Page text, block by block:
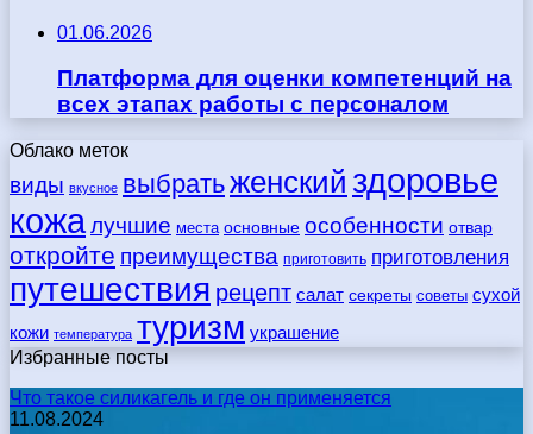
01.06.2026
Платформа для оценки компетенций на
всех этапах работы с персоналом
Облако меток
виды вкусное выбратьженский здоровье
кожалучшие места основные особенности отвар
откройте преимущества приготовить приготовления
путешествия рецепт салат секреты советы сухой
кожи температура туризм украшение
Избранные посты
Что такое силикагель и где он применяется
11.08.2024